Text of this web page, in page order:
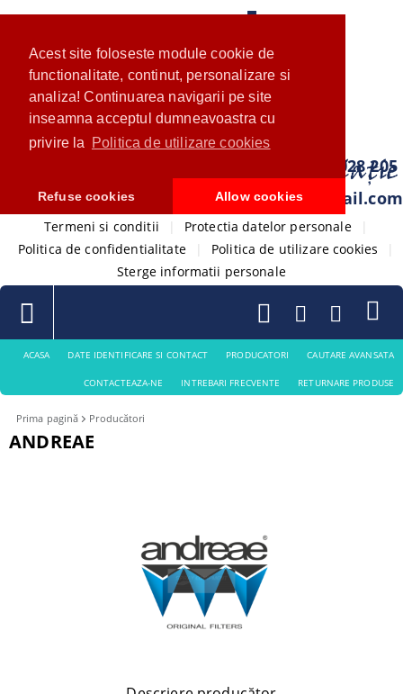
Acest site foloseste module cookie de
functionalitate, continut, personalizare si
analiza! Continuarea navigarii pe site
inseamna acceptul dumneavoastra cu
privire la
Politica de utilizare cookies
Refuse cookies Allow cookies
0733 028 205
com.ventistore@gmail.com
Termeni si conditii Protectia datelor personale
Politica de confidentialitate
Politica de utilizare cookies
Sterge informatii personale
ACASA DATE IDENTIFICARE SI CONTACT PRODUCATORI CAUTARE AVANSATA
CONTACTEAZA-NE INTREBARI FRECVENTE RETURNARE PRODUSE
Prima pagină Producători
ANDREAE